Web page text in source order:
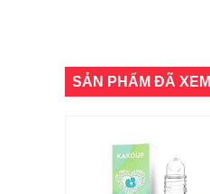
SẢN PHẨM ĐÃ XEM